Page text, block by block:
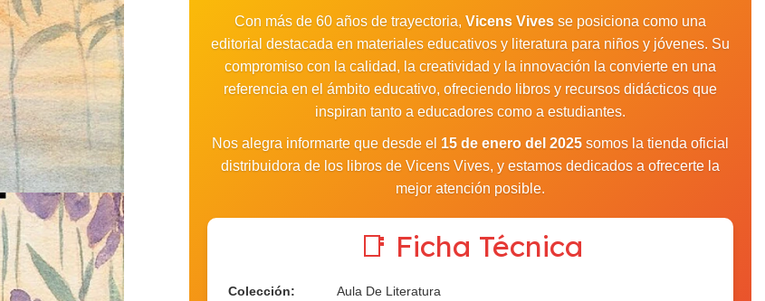
Con más de 60 años de trayectoria, Vicens Vives se posiciona como una
editorial destacada en materiales educativos y literatura para niños y jóvenes. Su
compromiso con la calidad, la creatividad y la innovación la convierte en una
referencia en el ámbito educativo, ofreciendo libros y recursos didácticos que
inspiran tanto a educadores como a estudiantes.
Nos alegra informarte que desde el 15 de enero del 2025 somos la tienda oficial
distribuidora de los libros de Vicens Vives, y estamos dedicados a ofrecerte la
mejor atención posible.
📑 Ficha Técnica
Colección: Aula De Literatura